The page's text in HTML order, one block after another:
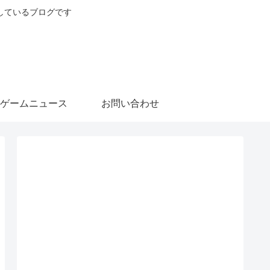
ているブログです
ームニュース お問い合わせ